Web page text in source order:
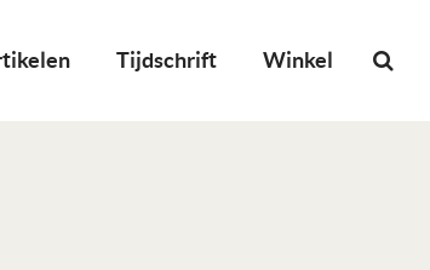
Tijdschrift Winkel